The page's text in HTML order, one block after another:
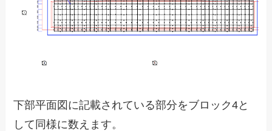
下部平面図に記載されている部分をブロック4と
して同様に数えます。